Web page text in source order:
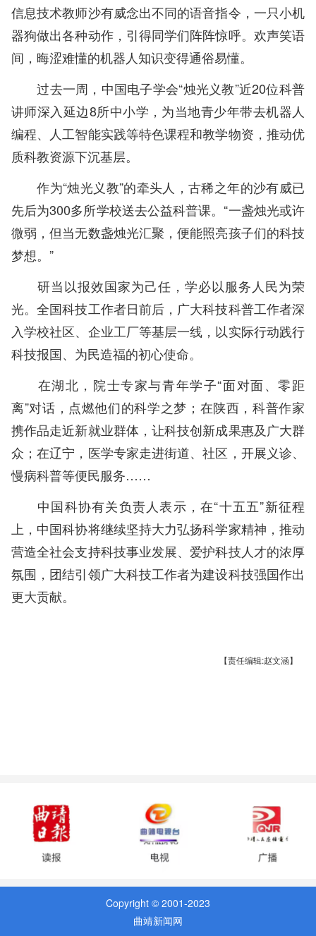
信息技术教师沙有威念出不同的语音指令，一只小机
器狗做出各种动作，引得同学们阵阵惊呼。欢声笑语
间，晦涩难懂的机器人知识变得通俗易懂。
过去一周，中国电子学会“烛光义教”近20位科普
讲师深入延边8所中小学，为当地青少年带去机器人
编程、人工智能实践等特色课程和教学物资，推动优
质科教资源下沉基层。
作为“烛光义教”的牵头人，古稀之年的沙有威已
先后为300多所学校送去公益科普课。“一盏烛光或许
微弱，但当无数盏烛光汇聚，便能照亮孩子们的科技
梦想。”
研当以报效国家为己任，学必以服务人民为荣
光。全国科技工作者日前后，广大科技科普工作者深
入学校社区、企业工厂等基层一线，以实际行动践行
科技报国、为民造福的初心使命。
在湖北，院士专家与青年学子“面对面、零距
离”对话，点燃他们的科学之梦；在陕西，科普作家
携作品走近新就业群体，让科技创新成果惠及广大群
众；在辽宁，医学专家走进街道、社区，开展义诊、
慢病科普等便民服务……
中国科协有关负责人表示，在“十五五”新征程
上，中国科协将继续坚持大力弘扬科学家精神，推动
营造全社会支持科技事业发展、爱护科技人才的浓厚
氛围，团结引领广大科技工作者为建设科技强国作出
更大贡献。
【责任编辑:赵文涵】
Copyright © 2001-2023
曲靖新闻网